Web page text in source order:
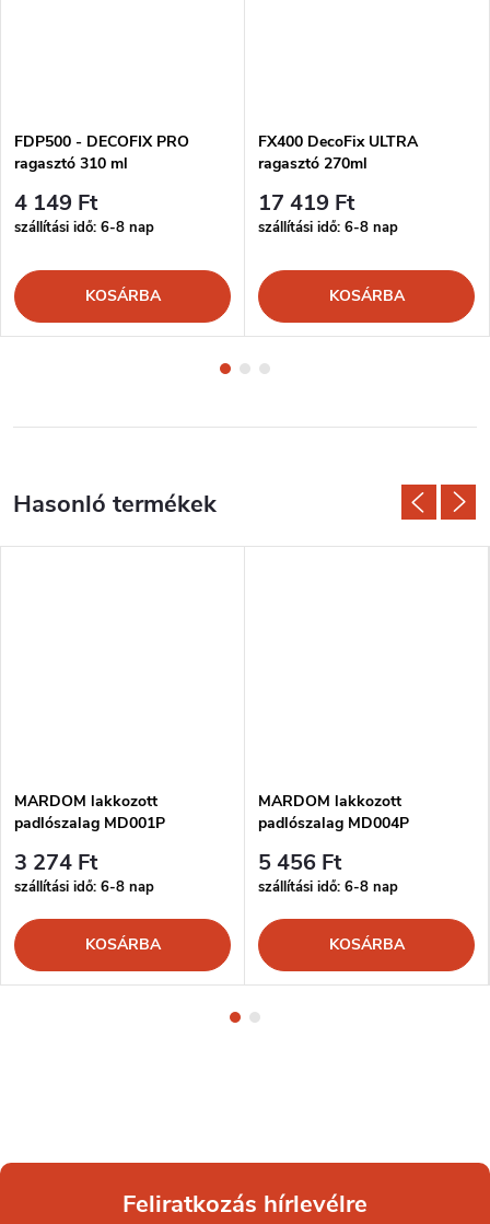
FDP500 - DECOFIX PRO
ragasztó 310 ml
4 149 Ft
szállítási idő: 6-8 nap
KOSÁRBA
FX400 DecoFix ULTRA
ragasztó 270ml
17 419 Ft
szállítási idő: 6-8 nap
KOSÁRBA
MARDOM lakkozott
padlószalag MD001P
3 274 Ft
szállítási idő: 6-8 nap
KOSÁRBA
MARDOM lakkozott
padlószalag MD004P
5 456 Ft
szállítási idő: 6-8 nap
KOSÁRBA
Feliratkozás hírlevélre